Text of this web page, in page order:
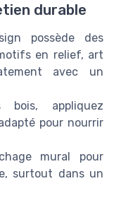
durable
possède des
en relief, art
avec un
bois, appliquez
pour nourrir
mural pour
surtout dans un